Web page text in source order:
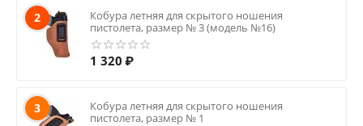
2
Кобура летняя для скрытого ношения
пистолета, размер № 3 (модель №16)
1 320 ₽
3
Кобура летняя для скрытого ношения
пистолета, размер № 1